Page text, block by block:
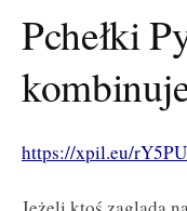
Pchełki
https://xpil.eu/rY5PU